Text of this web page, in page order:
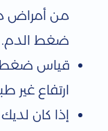
من أمراض
ضغط الدم.
قياس ضغط
ارتفاع غير
إذا كان